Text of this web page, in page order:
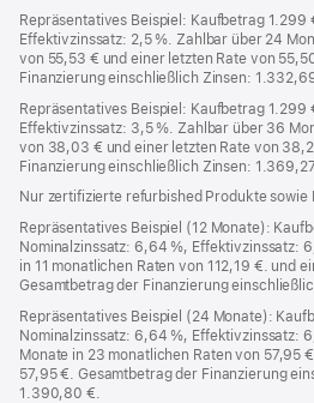
Repräsentatives Beispiel: Kaufbetrag 1.299
Effektivzinssatz: 2,5 %. Zahlbar über 24
von 55,53 € und einer letzten Rate von
Finanzierung einschließlich Zinsen:
Repräsentatives Beispiel: Kaufbetrag 1.299
Effektivzinssatz: 3,5 %. Zahlbar über 36
von 38,03 € und einer letzten Rate von
Finanzierung einschließlich Zinsen:
Nur zertifizierte refurbished Produkte sowie
Repräsentatives Beispiel (12 Monate):
Nominalzinssatz: 6,64 %, Effektivzinssatz:
in 11 monatlichen Raten von 112,19 €. und
Gesamtbetrag der Finanzierung
Repräsentatives Beispiel (24 Monate):
Nominalzinssatz: 6,64 %, Effektivzinssatz:
Monate in 23 monatlichen Raten von 57,95
57,95 €. Gesamtbetrag der Finanzierung
1.390,80 €.